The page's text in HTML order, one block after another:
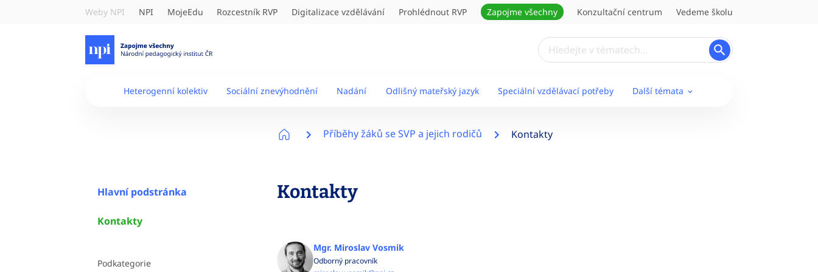
Weby NPI NPI MojeEdu Rozcestník RVP Digitalizace vzdělávání Prohlédnout RVP Zapojme všechny Konzultační centrum Vedeme školu
Heterogenní kolektiv Sociální znevýhodnění Nadání Odlišný mateřský jazyk Speciální vzdělávací potřeby Další témata
Hlavní podstránka
Kontakty
Podkategorie
Příběhy žáků se SVP a jejich rodičů Kontakty
Kontakty
Mgr. Miroslav Vosmik
Odborný pracovník